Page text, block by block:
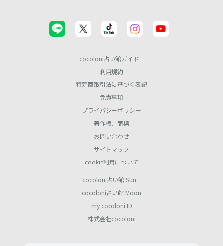
cocoloni占い館ガイド
利用規約
特定商取引法に基づく表記
免責事項
プライバシーポリシー
著作権、商標
お問い合わせ
サイトマップ
cookie利用について
cocoloni占い館 Sun
cocoloni占い館 Moon
my cocoloni ID
株式会社cocoloni